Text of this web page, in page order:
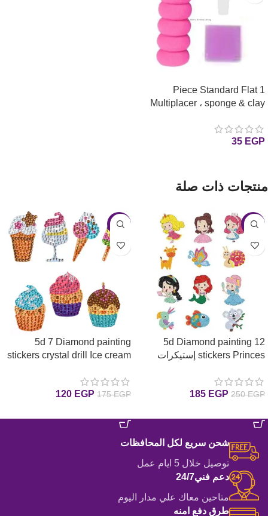
1 Piece Standard Flat
Multiplacer ، sponge & clay
رأس مزدوجه وشمعه وسفنجه
واحده للرسم بالماس
35 EGP
منتجات ذات صلة
-26%
5d Diamond painting 12
stickers Princes إستيكرات
250EGP
185 EGP
-31%
5d 7 Diamond painting
stickers crystal drill Ice cream
بالماس
175EGP
120 EGP
شحن سريع لكل المحافظات
توصيل خلال 5 ايام عمل
دعم فني24/7
متاحين معاك علي مدار اليوم
طرق دفع امنه